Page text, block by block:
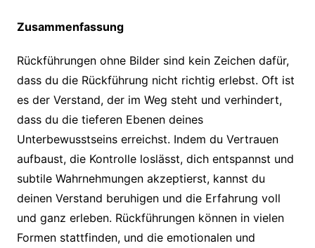
Zusammenfassung
Rückführungen ohne Bilder sind kein Zeichen dafür,
dass du die Rückführung nicht richtig erlebst. Oft ist
es der Verstand, der im Weg steht und verhindert,
dass du die tieferen Ebenen deines
Unterbewusstseins erreichst. Indem du Vertrauen
aufbaust, die Kontrolle loslässt, dich entspannst und
subtile Wahrnehmungen akzeptierst, kannst du
deinen Verstand beruhigen und die Erfahrung voll
und ganz erleben. Rückführungen können in vielen
Formen stattfinden, und die emotionalen und